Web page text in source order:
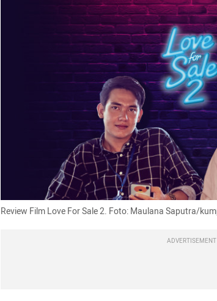
Review Film Love For Sale 2. Foto: Maulana Saputra/
ADVERTISEMENT